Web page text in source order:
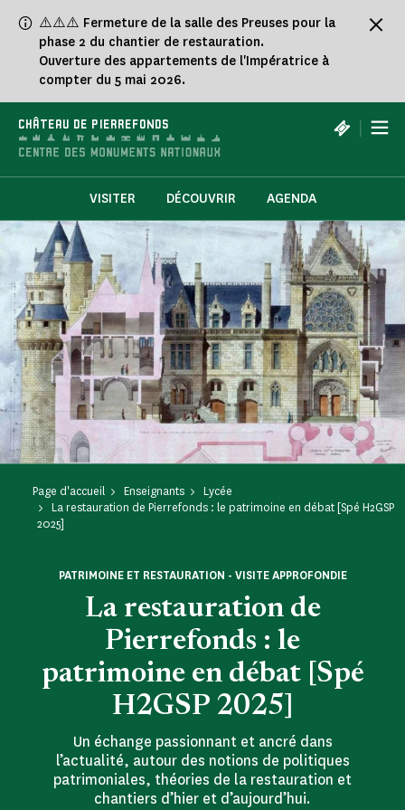
⚠️⚠️⚠️ Fermeture de la salle des Preuses pour la
phase 2 du chantier de restauration.
Ouverture des appartements de l'Impératrice à
compter du 5 mai 2026.
CHÂTEAU DE PIERREFONDS |
VISITER DÉCOUVRIR AGENDA
Page d'accueil Enseignants
Lycée
La restauration de Pierrefonds : le patrimoine en débat [Spé H2GSP
2025]
La restauration de
Pierrefonds : le
patrimoine en débat [Spé
H2GSP 2025]
PATRIMOINE ET RESTAURATION - VISITE APPROFONDIE
Un échange passionnant et ancré dans
l’actualité, autour des notions de politiques
patrimoniales, théories de la restauration et
chantiers d’hier et d’aujourd’hui.